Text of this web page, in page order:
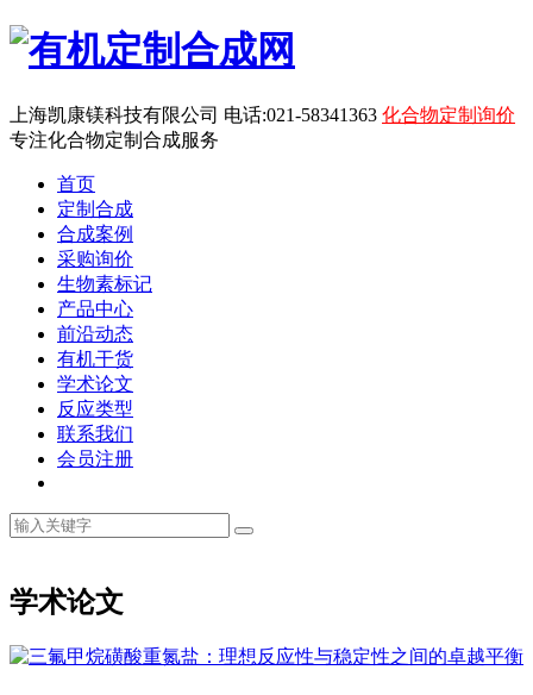
上海凯康镁科技有限公司 电话:021-58341363 化合物定制询价
专注化合物定制合成服务
首页
定制合成
合成案例
采购询价
生物素标记
产品中心
前沿动态
有机干货
学术论文
反应类型
联系我们
会员注册
学术论文